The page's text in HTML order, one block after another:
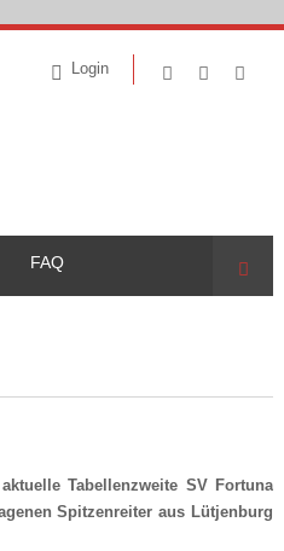
Login
FAQ Suche
Tabellenzweite SV Fortuna
Spitzenreiter aus Lütjenburg